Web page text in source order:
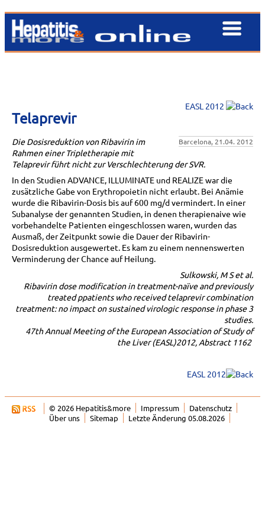
EASL 2012
Telaprevir
Barcelona, 21.04. 2012
Die Dosisreduktion von Ribavirin im
Rahmen einer Tripletherapie mit
Telaprevir führt nicht zur Verschlechterung der SVR.
In den Studien ADVANCE, ILLUMINATE und REALIZE war die
zusätzliche Gabe von Erythropoietin nicht erlaubt. Bei Anämie
wurde die Ribavirin-Dosis bis auf 600 mg/d vermindert. In einer
Subanalyse der genannten Studien, in denen therapienaive wie
vorbehandelte Patienten eingeschlossen waren, wurden das
Ausmaß, der Zeitpunkt sowie die Dauer der Ribavirin-
Dosisreduktion ausgewertet. Es kam zu einem nennenswerten
Verminderung der Chance auf Heilung.
Sulkowski, M S et al.
Ribavirin dose modification in treatment-naïve and previously
treated ppatients who received telaprevir combination
treatment: no impact on sustained virologic response in phase 3
studies.
47th Annual Meeting of the European Association of Study of
the Liver (EASL)2012, Abstract 1162
EASL 2012
© 2026 Hepatitis&more Impressum
Datenschutz
Über uns
Sitemap Letzte Änderung 05.08.2026